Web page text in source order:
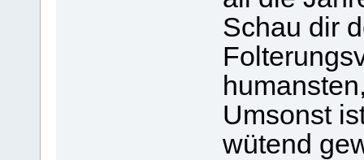
Schau dir
Umsonst
wütend